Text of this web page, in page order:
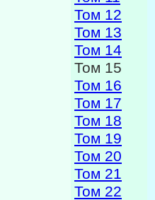
Том 12
Том 13
Том 14
Том 15
Том 16
Том 17
Том 18
Том 19
Том 20
Том 21
Том 22